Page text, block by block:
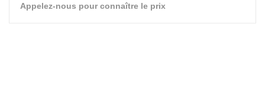
Appelez-nous pour connaître le prix